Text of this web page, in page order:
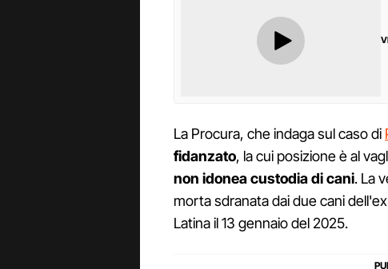
La Procura, che indaga sul caso di
fidanzato, la cui posizione è al
non idonea custodia di cani. La
morta sdranata dai due cani
Latina il 13 gennaio del 2025.